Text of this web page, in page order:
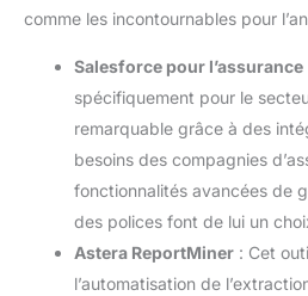
comme les incontournables pour
Salesforce pour l’assurance
spécifiquement pour le
remarquable grâce à des
besoins des compagnies
fonctionnalités avancées de
des polices font de lui un
Astera ReportMiner : Cet
l’automatisation de